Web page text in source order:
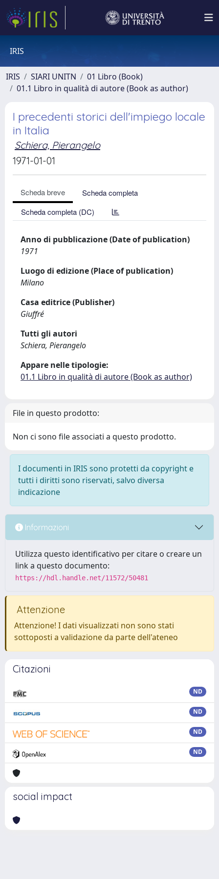
IRIS
IRIS SIARI UNITN
01 Libro (Book)
01.1 Libro in qualità di autore (Book as author)
I precedenti storici dell'impiego locale
in Italia
Schiera, Pierangelo
1971-01-01
Scheda breve
Scheda completa
Scheda completa (DC)
Anno di pubblicazione (Date of publication)
1971
Luogo di edizione (Place of publication)
Milano
Casa editrice (Publisher)
Giuffré
Tutti gli autori
Schiera, Pierangelo
Appare nelle tipologie:
01.1 Libro in qualità di autore (Book as author)
File in questo prodotto:
Non ci sono file associati a questo prodotto.
I documenti in IRIS sono protetti da copyright e
tutti i diritti sono riservati, salvo diversa
indicazione
Informazioni
Utilizza questo identificativo per citare o creare un
link a questo documento:
https://hdl.handle.net/11572/50481
Attenzione
Attenzione! I dati visualizzati non sono stati
sottoposti a validazione da parte dell'ateneo
Citazioni
ND
ND
ND
ND
social impact